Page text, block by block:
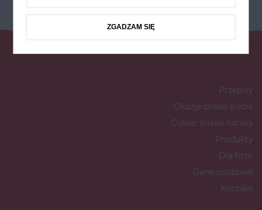
Przepisy
Okazje blisko siebie
Cukier blisko natury
Produkty
Dla firm
Dane osobowe
Kontakt
ZGADZAM SIĘ